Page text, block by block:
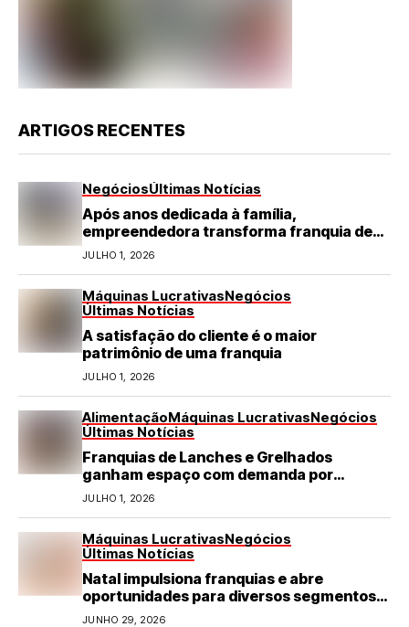
ARTIGOS RECENTES
NegóciosÚltimas Notícias
Após anos dedicada à família,
empreendedora transforma franquia de
turismo em negócio de destaque no RN
JULHO 1, 2026
Máquinas LucrativasNegócios
Últimas Notícias
A satisfação do cliente é o maior
patrimônio de uma franquia
JULHO 1, 2026
AlimentaçãoMáquinas LucrativasNegócios
Últimas Notícias
Franquias de Lanches e Grelhados
ganham espaço com demanda por
refeições rápidas e de qualidade
JULHO 1, 2026
Máquinas LucrativasNegócios
Últimas Notícias
Natal impulsiona franquias e abre
oportunidades para diversos segmentos
do varejo
JUNHO 29, 2026